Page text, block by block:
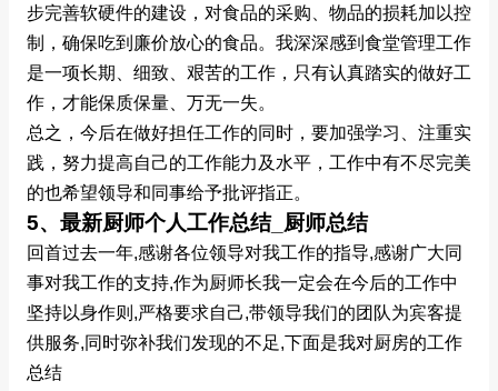
步完善软硬件的建设，对食品的采购、物品的损耗加以控
制，确保吃到廉价放心的食品。我深深感到食堂管理工作
是一项长期、细致、艰苦的工作，只有认真踏实的做好工
作，才能保质保量、万无一失。
总之，今后在做好担任工作的同时，要加强学习、注重实
践，努力提高自己的工作能力及水平，工作中有不尽完美
的也希望领导和同事给予批评指正。
5、最新厨师个人工作总结_厨师总结
回首过去一年,感谢各位领导对我工作的指导,感谢广大同
事对我工作的支持,作为厨师长我一定会在今后的工作中
坚持以身作则,严格要求自己,带领导我们的团队为宾客提
供服务,同时弥补我们发现的不足,下面是我对厨房的工作
总结